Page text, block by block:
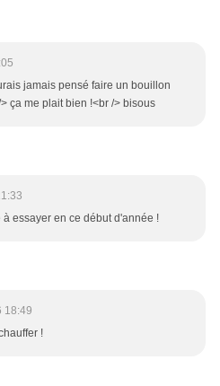
jamais pensé faire un bouillon
ça me plait bien !<br /> bisous
essayer en ce début d'année !
18:49
!